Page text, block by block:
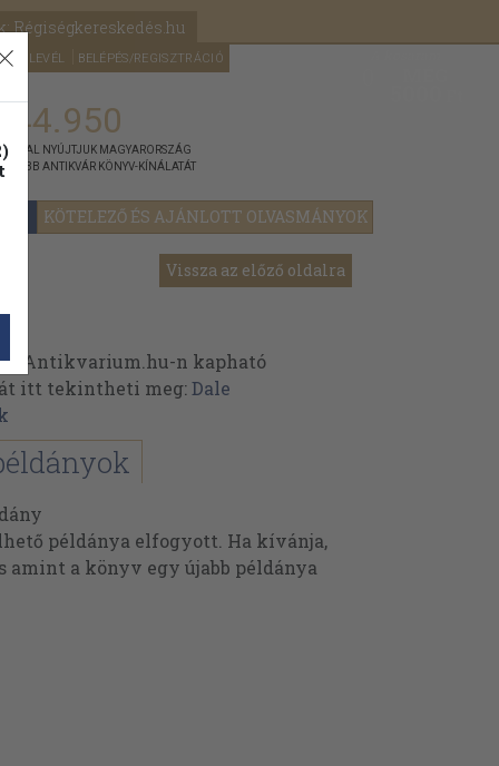
Régiségkereskedés.hu
HÍRLEVÉL BELÉPÉS/REGISZTRÁCIÓ
KÖTELEZŐ ÉS AJÁNLOTT OLVASMÁNYOK
NYÚJTJUK MAGYARORSZÁG
ANTIKVÁR KÖNYV-KÍNÁLATÁT
Vissza az előző oldalra
Antikvarium.hu-n kapható
itt tekintheti meg:Dale
példánya elfogyott. Ha kívánja,
amint a könyv egy újabb példánya